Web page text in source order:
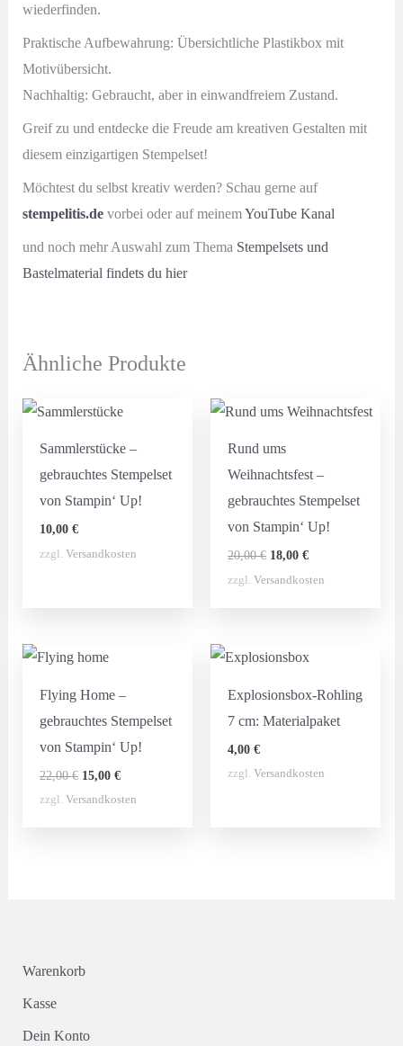
wiederfinden.
Praktische Aufbewahrung: Übersichtliche Plastikbox mit
Motivübersicht.
Nachhaltig: Gebraucht, aber in einwandfreiem Zustand.
Greif zu und entdecke die Freude am kreativen Gestalten mit
diesem einzigartigen Stempelset!
Möchtest du selbst kreativ werden? Schau gerne auf
stempelitis.devorbei oder auf meinemYouTube Kanal
und noch mehr Auswahl zum Thema Stempelsets und
Bastelmaterial findets du hier
Ähnliche Produkte
Sammlerstücke –
gebrauchtes Stempelset
von Stampin‘ Up!
10,00 €
zzgl. Versandkosten
Rund ums
Weihnachtsfest –
gebrauchtes Stempelset
von Stampin‘ Up!
20,00€ Ursprünglicher
war:
18,00€Aktueller
ist:
zzgl.Versandkosten
Flying Home –
gebrauchtes Stempelset
von Stampin‘ Up!
22,00€ Ursprünglicher
war:
15,00 €Aktueller
ist:
zzgl. Versandkosten
Explosionsbox-Rohling
7 cm: Materialpaket
4,00€
zzgl.Versandkosten
Warenkorb
Kasse
Dein Konto